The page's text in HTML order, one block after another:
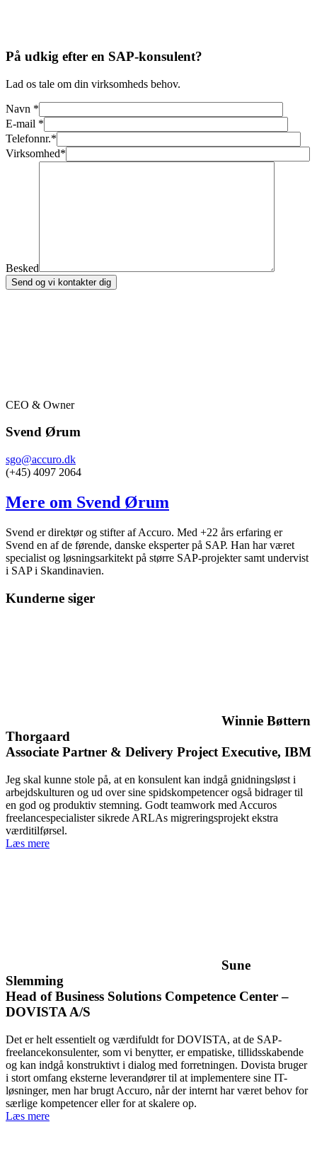
På udkig efter en SAP-konsulent?
Lad os tale om din virksomheds behov.
Navn *
E-mail *
Telefonnr.*
Virksomhed*
Besked
CEO & Owner
Svend Ørum
sgo@accuro.dk
(+45) 4097 2064
Mere om Svend Ørum
Svend er direktør og stifter af Accuro. Med +22 års erfaring er
Svend en af de førende, danske eksperter på SAP. Han har været
specialist og løsningsarkitekt på større SAP-projekter samt undervist
i SAP i Skandinavien.
Kunderne siger
Winnie Bøttern
Thorgaard
Associate Partner & Delivery Project Executive, IBM
Jeg skal kunne stole på, at en konsulent kan indgå gnidningsløst i
arbejdskulturen og ud over sine spidskompetencer også bidrager til
en god og produktiv stemning. Godt teamwork med Accuros
freelancespecialister sikrede ARLAs migreringsprojekt ekstra
værditilførsel.
Læs mere
Sune
Slemming
Head of Business Solutions Competence Center –
DOVISTA A/S
Det er helt essentielt og værdifuldt for DOVISTA, at de SAP-
freelancekonsulenter, som vi benytter, er empatiske, tillidsskabende
og kan indgå konstruktivt i dialog med forretningen. Dovista bruger
i stort omfang eksterne leverandører til at implementere sine IT-
løsninger, men har brugt Accuro, når der internt har været behov for
særlige kompetencer eller for at skalere op.
Læs mere